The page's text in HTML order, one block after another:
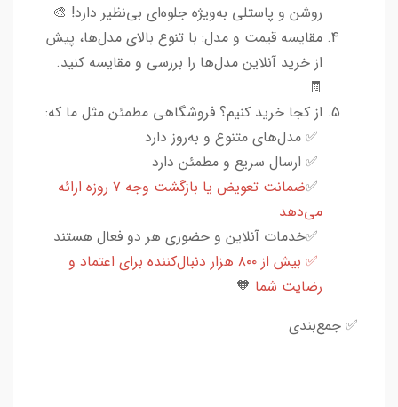
روشن و پاستلی به‌ویژه جلوه‌ای بی‌نظیر دارد! 🎨
مقایسه قیمت و مدل: با تنوع بالای مدل‌ها، پیش
از خرید آنلاین مدل‌ها را بررسی و مقایسه کنید.
🧾
از کجا خرید کنیم؟ فروشگاهی مطمئن مثل ما که:
✅ مدل‌های متنوع و به‌روز دارد
✅ ارسال سریع و مطمئن دارد
✅
ضمانت تعویض یا بازگشت وجه ۷ روزه ارائه
می‌دهد
✅خدمات آنلاین و حضوری هر دو فعال هستند
✅ بیش از ۸۰۰ هزار دنبال‌کننده برای اعتماد و
رضایت شما 🧡
✅ جمع‌بندی